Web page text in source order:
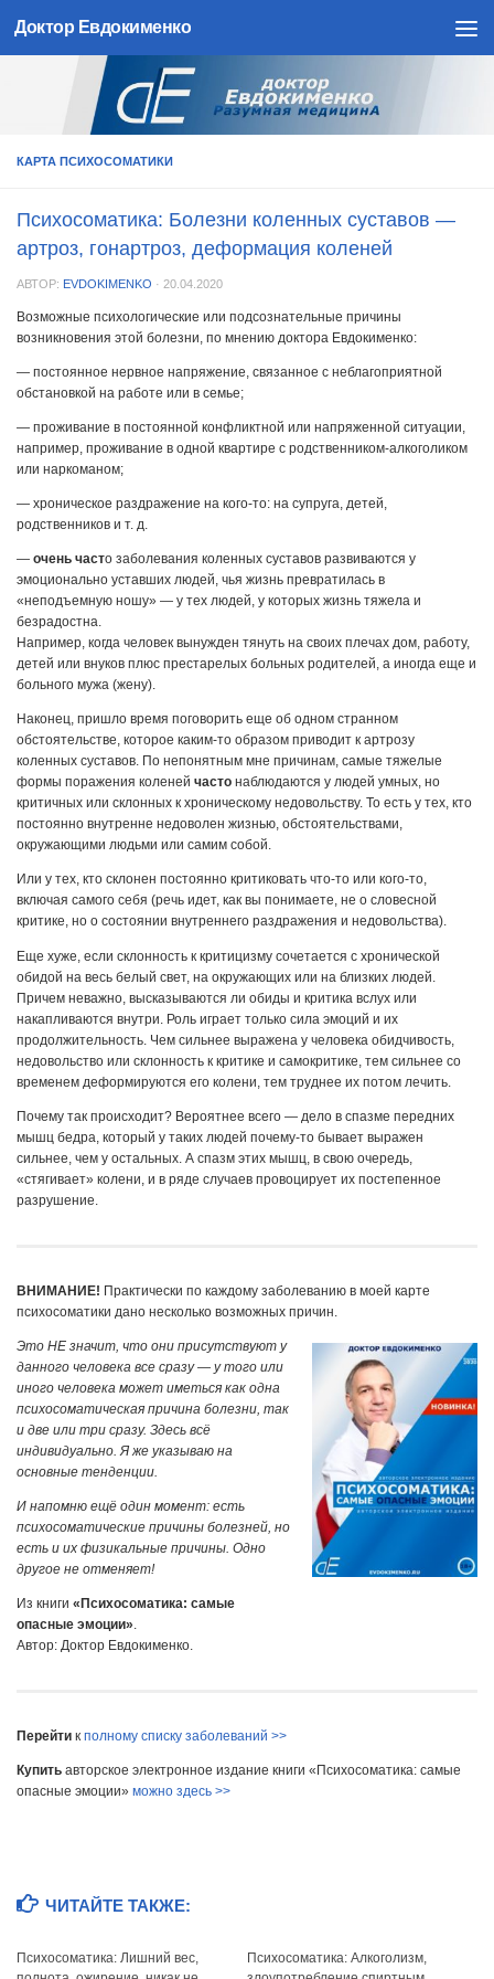
Skip to content
Доктор Евдокименко
КАРТА ПСИХОСОМАТИКИ
Психосоматика: Болезни коленных суставов —
артроз, гонартроз, деформация коленей
АВТОР: EVDOKIMENKO · 20.04.2020
Возможные психологические или подсознательные причины
возникновения этой болезни, по мнению доктора Евдокименко:
— постоянное нервное напряжение, связанное с неблагоприятной
обстановкой на работе или в семье;
— проживание в постоянной конфликтной или напряженной ситуации,
например, проживание в одной квартире с родственником-алкоголиком
или наркоманом;
— хроническое раздражение на кого-то: на супруга, детей,
родственников и т. д.
— очень часто заболевания коленных суставов развиваются у
эмоционально уставших людей, чья жизнь превратилась в
«неподъемную ношу» — у тех людей, у которых жизнь тяжела и
безрадостна.
Например, когда человек вынужден тянуть на своих плечах дом, работу,
детей или внуков плюс престарелых больных родителей, а иногда еще и
больного мужа (жену).
Наконец, пришло время поговорить еще об одном странном
обстоятельстве, которое каким-то образом приводит к артрозу
коленных суставов. По непонятным мне причинам, самые тяжелые
формы поражения коленей часто наблюдаются у людей умных, но
критичных или склонных к хроническому недовольству. То есть у тех, кто
постоянно внутренне недоволен жизнью, обстоятельствами,
окружающими людьми или самим собой.
Или у тех, кто склонен постоянно критиковать что-то или кого-то,
включая самого себя (речь идет, как вы понимаете, не о словесной
критике, но о состоянии внутреннего раздражения и недовольства).
Еще хуже, если склонность к критицизму сочетается с хронической
обидой на весь белый свет, на окружающих или на близких людей.
Причем неважно, высказываются ли обиды и критика вслух или
накапливаются внутри. Роль играет только сила эмоций и их
продолжительность. Чем сильнее выражена у человека обидчивость,
недовольство или склонность к критике и самокритике, тем сильнее со
временем деформируются его колени, тем труднее их потом лечить.
Почему так происходит? Вероятнее всего — дело в спазме передних
мышц бедра, который у таких людей почему-то бывает выражен
сильнее, чем у остальных. А спазм этих мышц, в свою очередь,
«стягивает» колени, и в ряде случаев провоцирует их постепенное
разрушение.
ВНИМАНИЕ! Практически по каждому заболеванию в моей карте
психосоматики дано несколько возможных причин.
Это НЕ значит, что они присутствуют у
данного человека все сразу — у того или
иного человека может иметься как одна
психосоматическая причина болезни, так
и две или три сразу. Здесь всё
индивидуально. Я же указываю на
основные тенденции.
И напомню ещё один момент: есть
психосоматические причины болезней, но
есть и их физикальные причины. Одно
другое не отменяет!
Из книги «Психосоматика: самые
опасные эмоции».
Автор: Доктор Евдокименко.
Перейти к полному списку заболеваний >>
Купить авторское электронное издание книги «Психосоматика: самые
опасные эмоции» можно здесь >>
ЧИТАЙТЕ ТАКЖЕ:
Психосоматика: Лишний вес,
Психосоматика: Алкоголизм,